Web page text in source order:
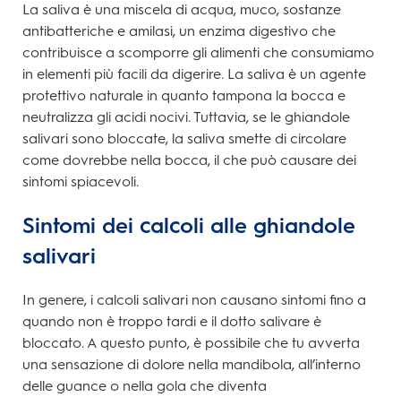
La saliva è una miscela di acqua, muco, sostanze
antibatteriche e amilasi, un enzima digestivo che
contribuisce a scomporre gli alimenti che consumiamo
in elementi più facili da digerire. La saliva è un agente
protettivo naturale in quanto tampona la bocca e
neutralizza gli acidi nocivi. Tuttavia, se le ghiandole
salivari sono bloccate, la saliva smette di circolare
come dovrebbe nella bocca, il che può causare dei
sintomi spiacevoli.
Sintomi dei calcoli alle ghiandole
salivari
In genere, i calcoli salivari non causano sintomi fino a
quando non è troppo tardi e il dotto salivare è
bloccato. A questo punto, è possibile che tu avverta
una sensazione di dolore nella mandibola, all’interno
delle guance o nella gola che diventa